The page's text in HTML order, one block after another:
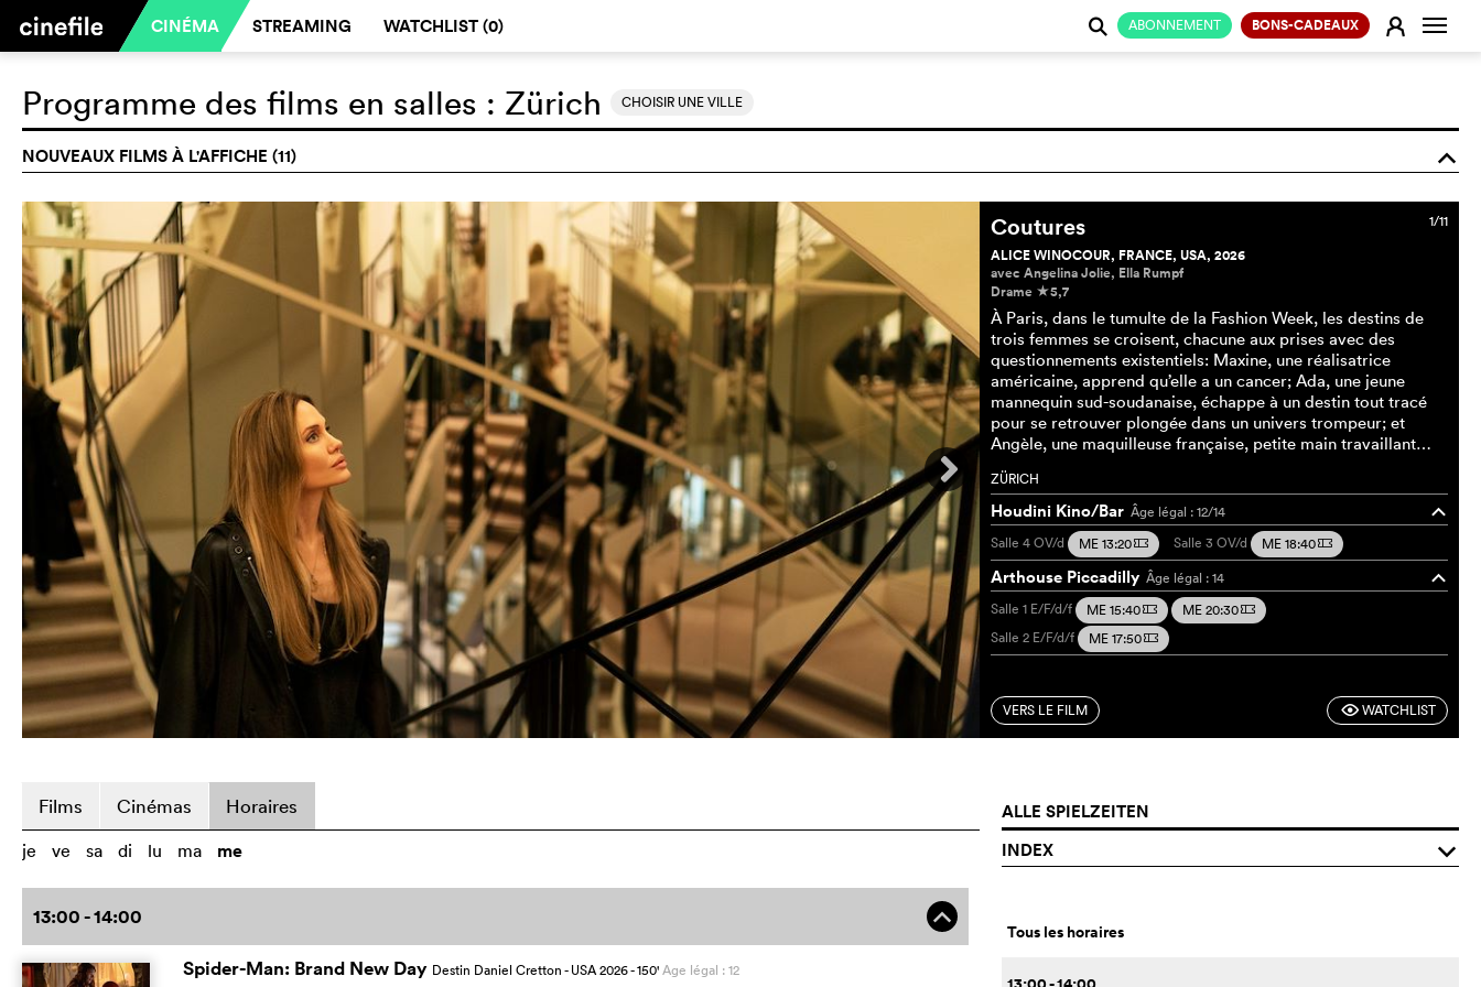
CINÉMA STREAMING WATCHLIST (0) ABONNEMENT BONS-CADEAUX E
j
Programme des films en salles : Zürich CHOISIR UNE VILLE
NOUVEAUX FILMS À L'AFFICHE (11) o
1/11
Coutures
ALICE WINOCOUR, FRANCE, USA, 2026
avec Angelina Jolie, Ella Rumpf
Drame c5,7
À Paris, dans le tumulte de la Fashion Week, les destins de
trois femmes se croisent, chacune aux prises avec des
questionnements existentiels: Maxine, une réalisatrice
américaine, apprend qu’elle a un cancer; Ada, une jeune
mannequin sud-soudanaise, échappe à un destin tout tracé
pour se retrouver plongée dans un univers trompeur; et
Angèle, une maquilleuse française, petite main travaillant…
ZÜRICH
Houdini Kino/Bar Âge légal : 12/14
o
Salle 4OV/d ME 13:20m Salle 3OV/d ME 18:40m
Arthouse Piccadilly Âge légal : 14
o
Salle 1 E/F/d/f ME 15:40m ME 20:30m
Salle 2 E/F/d/f ME 17:50m
VERS LE FILM FWATCHLIST
Films Cinémas Horaires
je ve sa di lu ma me
13:00 - 14:00 o
Spider-Man: Brand New Day Destin Daniel Cretton- USA2026- 150'Age légal : 12
ALLE SPIELZEITEN
INDEX
q
Tous les horaires